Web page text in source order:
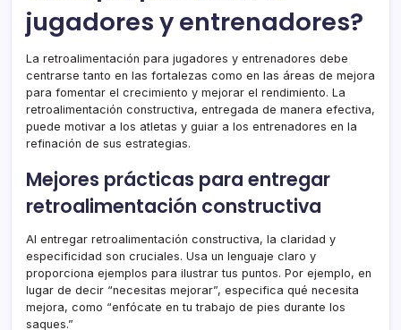
jugadores y entrenadores?
La retroalimentación para jugadores y entrenadores debe
centrarse tanto en las fortalezas como en las áreas de mejora
para fomentar el crecimiento y mejorar el rendimiento. La
retroalimentación constructiva, entregada de manera efectiva,
puede motivar a los atletas y guiar a los entrenadores en la
refinación de sus estrategias.
Mejores prácticas para entregar
retroalimentación constructiva
Al entregar retroalimentación constructiva, la claridad y
especificidad son cruciales. Usa un lenguaje claro y
proporciona ejemplos para ilustrar tus puntos. Por ejemplo, en
lugar de decir “necesitas mejorar”, especifica qué necesita
mejora, como “enfócate en tu trabajo de pies durante los
saques.”